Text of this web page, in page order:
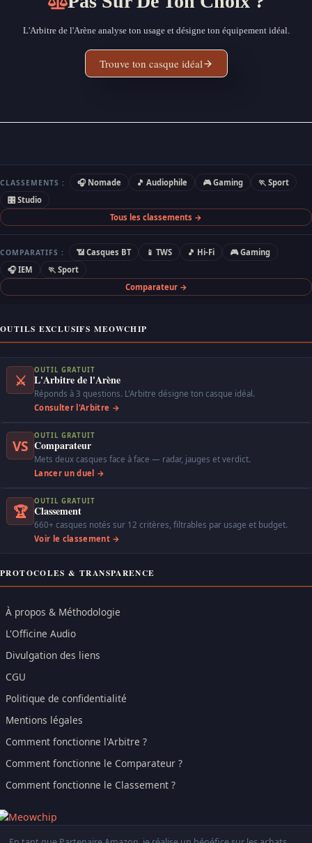
L'Arbitre de l'Arène analyse ton usage et désigne ton équipement idéal.
Trouve ton casque idéal
CLASSEMENTS : 🎧 Nomade 🎵 Audiophile 🎮 Gaming
🏃 Sport
🎛 Studio
Tous les classements →
COMPARATIFS : 📶 Casques BT 📱 TWS 🎵 Hi-Fi
🎮 Gaming
🎧 IEM
🏃 Sport
Comparateur →
OUTILS EXCLUSIFS MEOWCHIP
⚔
OUTIL GRATUIT
L'Arbitre de l'Arène
Réponds à 3 questions. L'Arbitre désigne ton casque idéal.
Consulter l'Arbitre →
VS
OUTIL GRATUIT
Comparateur
Mets deux casques face à face — radar, jauges et verdict.
Lancer un duel →
🏆
OUTIL GRATUIT
Classement
660+ casques notés sur 12 critères, filtrables par usage et budget.
Voir le classement →
PROTOCOLES & TRANSPARENCE
À propos & Méthodologie
L'Officine Audio
Divulgation des liens
CGU
Politique de confidentialité
Mentions légales
Comment fonctionne l'Arbitre ?
Comment fonctionne le Comparateur ?
Comment fonctionne le Classement ?